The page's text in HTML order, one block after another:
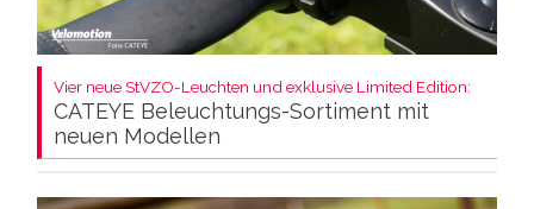
Vier neue StVZO-Leuchten und exklusive Limited Edition:
CATEYE Beleuchtungs-Sortiment mit
neuen Modellen